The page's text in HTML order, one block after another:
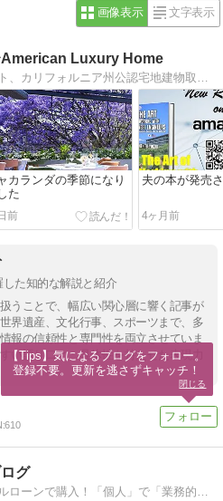
画像表示 文字表示
American Luxury Home
カランダの季節になり
た
前
夫の本が発売
4ヶ月前
した知的な解説と紹介
うことで、幅広い関心層に響く記事が
界遺産、文化行事、スポーツまで、多
報の信頼性と専門性を両立させていま
い語り口と、具体性を持たせた表現力
610
グ
日本政策金融公庫でほぼフルローンで購入！「個人」で「業務的規模（５棟１０室未満）」の「青色申告」について連載中！
【Tips】気になるブログをフォロー。
登録不要。更新を逃さずキャッチ！
閉じる